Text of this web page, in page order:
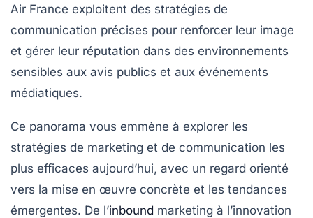
Air France exploitent des stratégies de
communication précises pour renforcer leur image
et gérer leur réputation dans des environnements
sensibles aux avis publics et aux événements
médiatiques.
Ce panorama vous emmène à explorer les
stratégies de marketing et de communication les
plus efficaces aujourd’hui, avec un regard orienté
vers la mise en œuvre concrète et les tendances
émergentes. De l’inbound marketing à l’innovation